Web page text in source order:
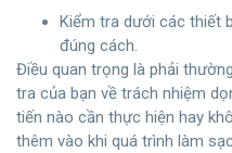
Kiểm tra dưới các thiết
đúng cách.
Điều quan trọng là phải
tra của bạn về trách nhiệm
tiến nào cần thực hiện hay
thêm vào khi quá trình làm